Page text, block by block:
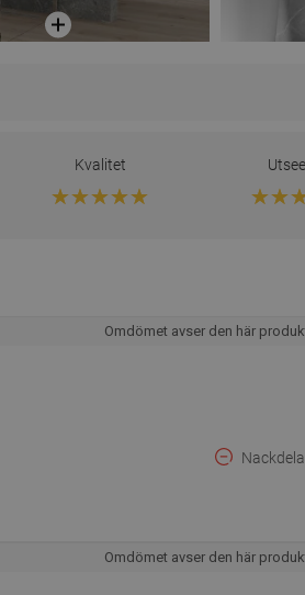
Kvalitet
Omdömet avser den här
Omdömet avser den här